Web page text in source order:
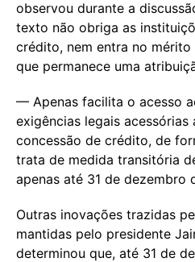
observou durante a
texto não obriga as
crédito, nem entra no
que permanece uma
— Apenas facilita o acesso
exigências legais acessórias
concessão de crédito, de
trata de medida transitória
apenas até 31 de dezembro
Outras inovações trazidas
mantidas pelo presidente
determinou que, até 31 de